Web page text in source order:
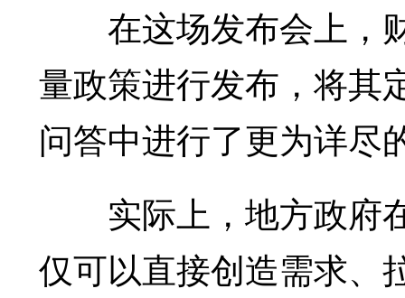
在这场发布会上，
量政策进行发布，将其
问答中进行了更为详尽
实际上，地方政府
仅可以直接创造需求、